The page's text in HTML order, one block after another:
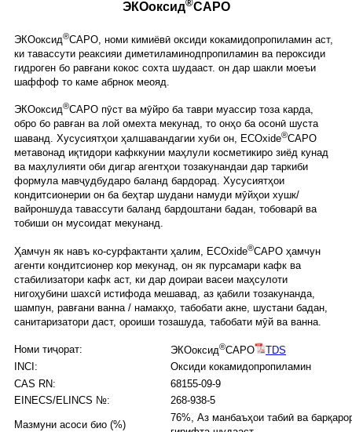
ЭКОоксид CAPO
ЭКОоксид®CAPO, номи кимиёвӣ оксиди кокамидопропиламин аст,
ки тавассути реаксияи диметиламинодпропиламин ва пероксиди
гидроген бо равғани кокос сохта шудааст. он дар шакли моеъи
шаффоф то каме абрнок меояд.
ЭКОоксид®CAPO пӯст ва мӯйро ба таври муассир тоза карда,
обро бо равған ва лой омехта мекунад, то онҳо ба осонӣ шуста
шаванд. Хусусиятҳои ҳалшавандагии хуби он, ECOxide®CAPO
метавонад иқтидори кафккунии маҳлули косметикиро зиёд кунад
ва маҳлулияти оби дигар агентҳои тозакунандаи дар таркиби
формула мавҷудбударо баланд бардорад. Хусусиятҳои
кондитсионерии он ба беҳтар шудани намуди мӯйҳои хушк/
вайроншуда тавассути баланд бардоштани бадан, тобоварӣ ва
тобиши он мусоидат мекунанд.
Ҳамчун як навъ ко-сурфактанти ҳалим, ECOxide®CAPO ҳамчун
агенти кондитсионер кор мекунад, он як пурсамари кафк ва
стабилизатори кафк аст, ки дар доираи васеи маҳсулоти
нигоҳубини шахсӣ истифода мешавад, аз қабили тозакунанда,
шампун, равғани ванна / намакҳо, табобати акне, шустани бадан,
санитаризатори даст, ороиши тозашуда, табобати мӯй ва ванна.
Номи тиҷорат: ЭКОоксид®CAPO
TDS
INCI:
Оксиди кокамидопропиламин
CAS RN:
68155-09-9
EINECS/ELINCS №:
268-938-5
Мазмуни асоси био (%)
76%, Аз манбаъҳои табиӣ ва